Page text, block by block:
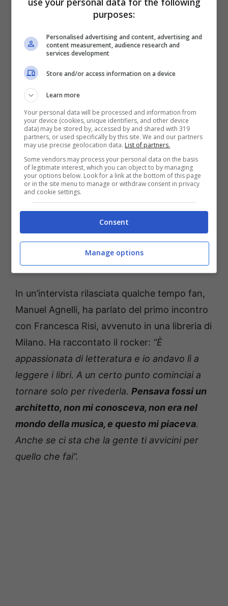
Leggi anche ——>Elodie, orecchini
preziosissimi a Sanremo: quanto costano i
gioielli, cifra capogiro
Il primo incontro con
Manuel Agnelli
In un’intervista rilasciata qualche tempo fan,
Manuel Agnelli, ha parlato del primo incontro
con Francesca Risi, avvenuto in una libreria di
Milano. Ha raccontato il rocker: “È
appassionata di letteratura e io andavo lì a
leggere i libri. A un certo punto cominciai a
tornare solo per rivederla. Pensava fossi un
architetto, non mi conosceva, non era nel
mondo della musica, e questo mi piaceva.
Anche se ci sta che la gente ti avvicini per
quello che fai”.
purposes:
Personalised advertising and content, advertising and
content measurement, audience research and
services development
Store and/or access information on a device
Learn more
Your personal data will be processed and information from
your device (cookies, unique identifiers, and other device
data) may be stored by, accessed by and shared with 319
partners, or used specifically by this site. We and our partners
may use precise geolocation data. List of partners.
Some vendors may process your personal data on the basis
of legitimate interest, which you can object to by managing
your options below. Look for a link at the bottom of this page
or in the site menu to manage or withdraw consent in privacy
and cookie settings.
Consent
Manage options